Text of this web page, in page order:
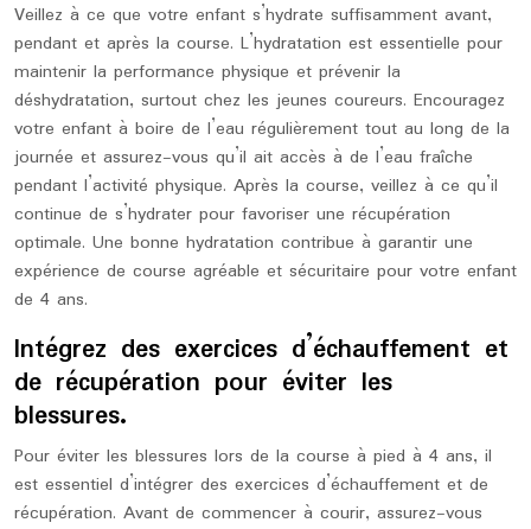
Veillez à ce que votre enfant s’hydrate suffisamment avant,
pendant et après la course. L’hydratation est essentielle pour
maintenir la performance physique et prévenir la
déshydratation, surtout chez les jeunes coureurs. Encouragez
votre enfant à boire de l’eau régulièrement tout au long de la
journée et assurez-vous qu’il ait accès à de l’eau fraîche
pendant l’activité physique. Après la course, veillez à ce qu’il
continue de s’hydrater pour favoriser une récupération
optimale. Une bonne hydratation contribue à garantir une
expérience de course agréable et sécuritaire pour votre enfant
de 4 ans.
Intégrez des exercices d’échauffement et
de récupération pour éviter les
blessures.
Pour éviter les blessures lors de la course à pied à 4 ans, il
est essentiel d’intégrer des exercices d’échauffement et de
récupération. Avant de commencer à courir, assurez-vous